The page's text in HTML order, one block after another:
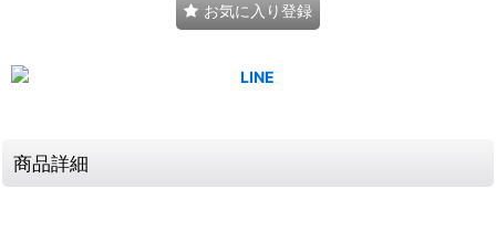
お気に入り登録
商品詳細